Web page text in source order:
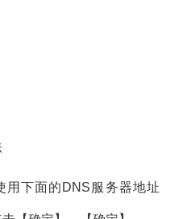
下面的DNS服务器地址